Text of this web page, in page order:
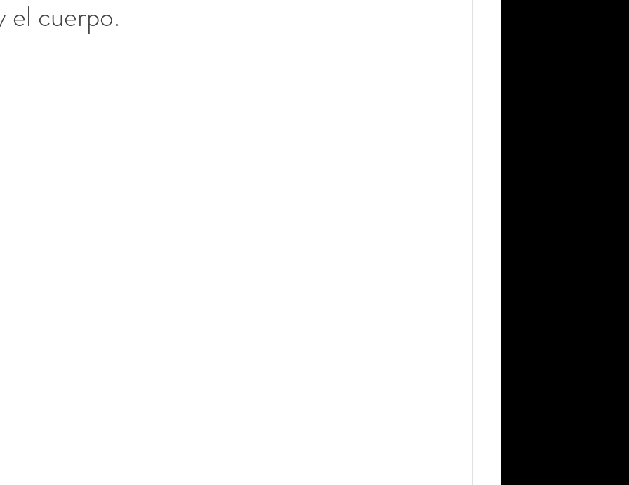
el cuerpo.